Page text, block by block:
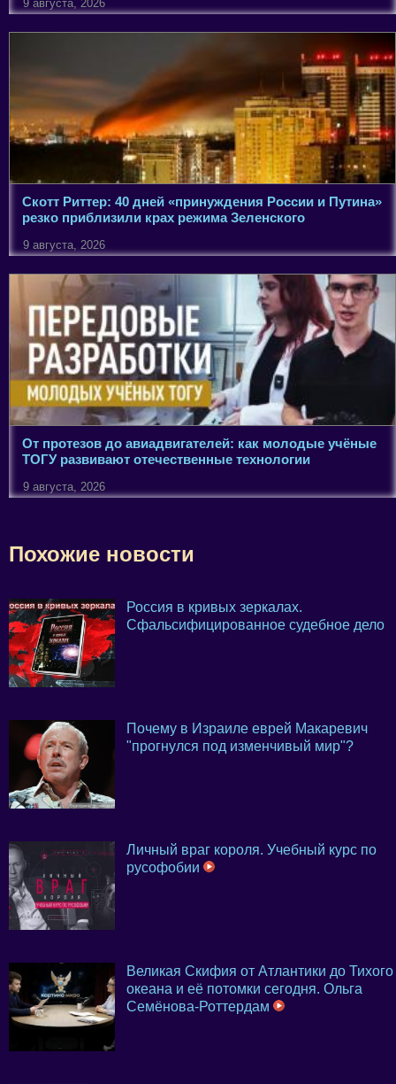
9 августа, 2026
Скотт Риттер: 40 дней «принуждения России и Путина»
резко приблизили крах режима Зеленского
9 августа, 2026
От протезов до авиадвигателей: как молодые учёные
ТОГУ развивают отечественные технологии
9 августа, 2026
Похожие новости
Россия в кривых зеркалах.
Сфальсифицированное судебное дело
Почему в Израиле еврей Макаревич
"прогнулся под изменчивый мир"?
Личный враг короля. Учебный курс по
русофобии
Великая Скифия от Атлантики до Тихого
океана и её потомки сегодня. Ольга
Семёнова-Роттердам